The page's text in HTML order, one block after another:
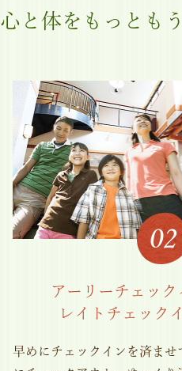
心と体をもっとも
アーリーチェック
レイトチェック
早めにチェックインを済ま